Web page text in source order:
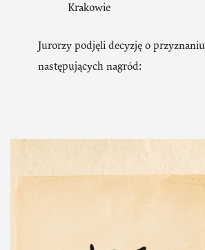
Krakowie
Jurorzy podjęli decyzję o przyznaniu
następujących nagród: